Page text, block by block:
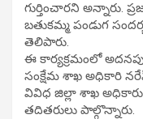
గుర్తించారని అన్నారు.
బతుకమ్మ పండుగ
తెలిపారు.
ఈ కార్యక్రమంలో అదనపు
సంక్షేమ శాఖ అధికారి
వివిధ జిల్లా శాఖ
తదితరులు పాల్గొన్నారు.